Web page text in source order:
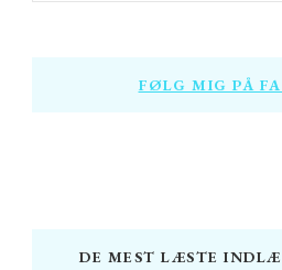
FØLG MIG PÅ
DE MEST LÆSTE